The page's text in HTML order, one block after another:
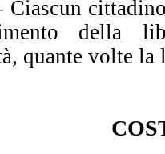
della
quante volte la